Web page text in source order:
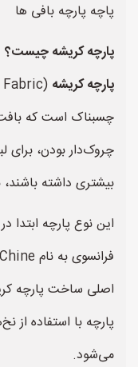
پاچه پارچه بافی ها
پارچه کریشه چیست؟
پارچه کریشه
چسبناک است که
چروک‌دار بودن،
بیشتری داشته
این نوع پارچه ابتدا
اصلی ساخت پارچه
پارچه با استفاده از
می‌شود.